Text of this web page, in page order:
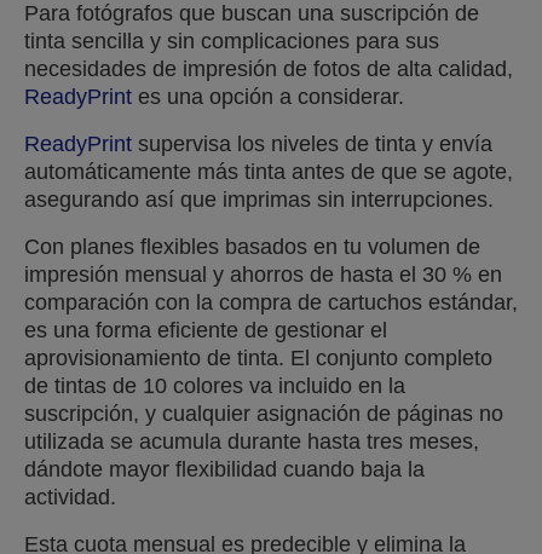
Para fotógrafos que buscan una suscripción de
tinta sencilla y sin complicaciones para sus
necesidades de impresión de fotos de alta calidad,
ReadyPrint es una opción a considerar.
ReadyPrint supervisa los niveles de tinta y envía
automáticamente más tinta antes de que se agote,
asegurando así que imprimas sin interrupciones.
Con planes flexibles basados en tu volumen de
impresión mensual y ahorros de hasta el 30 % en
comparación con la compra de cartuchos estándar,
es una forma eficiente de gestionar el
aprovisionamiento de tinta. El conjunto completo
de tintas de 10 colores va incluido en la
suscripción, y cualquier asignación de páginas no
utilizada se acumula durante hasta tres meses,
dándote mayor flexibilidad cuando baja la
actividad.
Esta cuota mensual es predecible y elimina la